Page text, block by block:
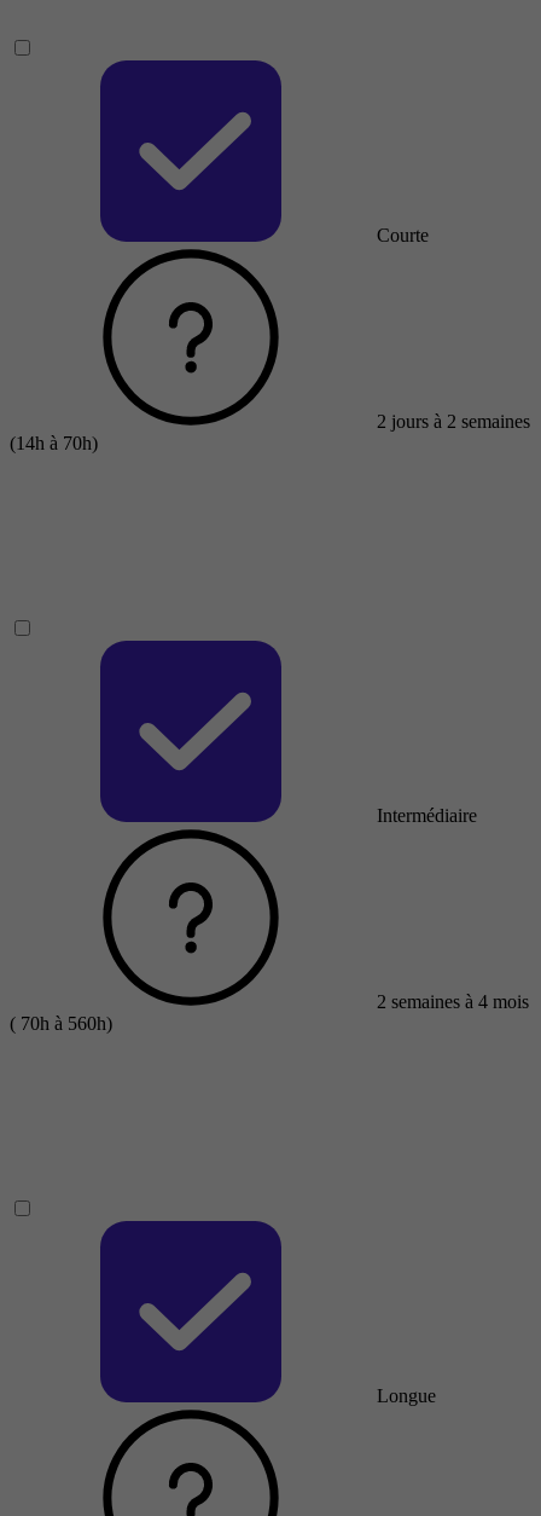
Courte
2 jours à 2 semaines
(14h à 70h)
Intermédiaire
2 semaines à 4 mois
( 70h à 560h)
Longue